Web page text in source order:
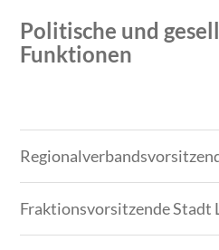
Politische und
Funktionen
Zeitraum
Tätigkeit
Fraktionsvorsitzende Stadt